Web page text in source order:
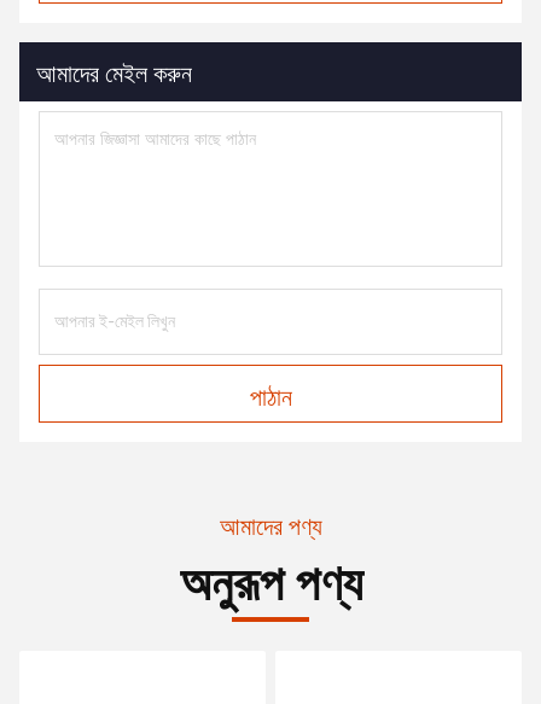
আমাদের মেইল করুন
পাঠান
আমাদের পণ্য
অনুরূপ পণ্য